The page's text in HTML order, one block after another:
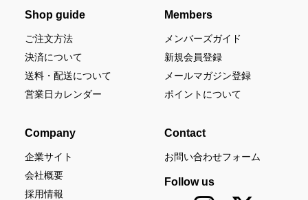
Shop guide
ご注文方法
決済について
送料・配送について
営業日カレンダー
Members
メンバーズガイド
新規会員登録
メールマガジン登録
ポイントについて
Company
企業サイト
会社概要
採用情報
Contact
お問い合わせフォーム
Follow us